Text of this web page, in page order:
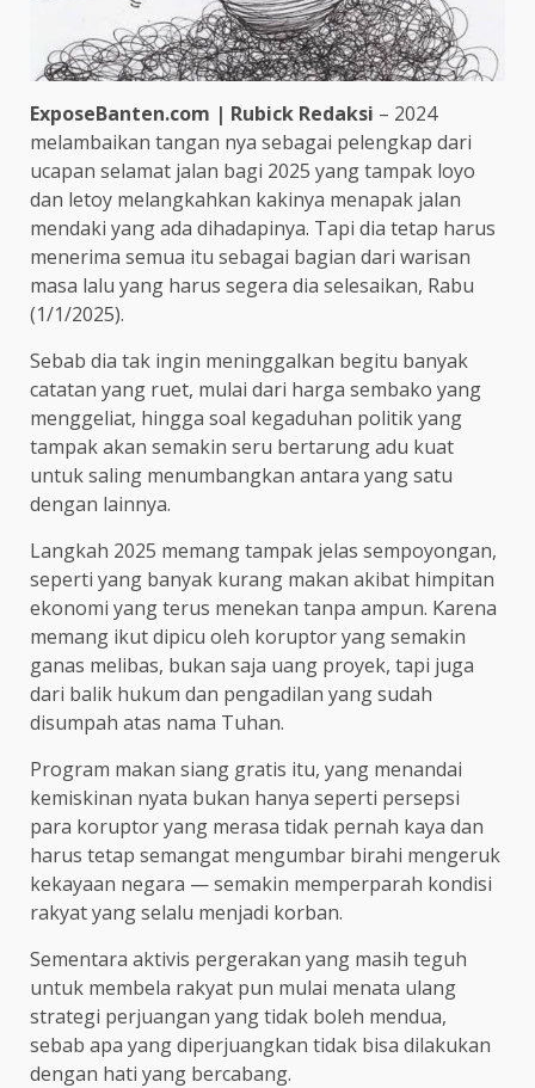
ExposeBanten.com | Rubick Redaksi – 2024
melambaikan tangan nya sebagai pelengkap dari
ucapan selamat jalan bagi 2025 yang tampak loyo
dan letoy melangkahkan kakinya menapak jalan
mendaki yang ada dihadapinya. Tapi dia tetap harus
menerima semua itu sebagai bagian dari warisan
masa lalu yang harus segera dia selesaikan, Rabu
(1/1/2025).
Sebab dia tak ingin meninggalkan begitu banyak
catatan yang ruet, mulai dari harga sembako yang
menggeliat, hingga soal kegaduhan politik yang
tampak akan semakin seru bertarung adu kuat
untuk saling menumbangkan antara yang satu
dengan lainnya.
Langkah 2025 memang tampak jelas sempoyongan,
seperti yang banyak kurang makan akibat himpitan
ekonomi yang terus menekan tanpa ampun. Karena
memang ikut dipicu oleh koruptor yang semakin
ganas melibas, bukan saja uang proyek, tapi juga
dari balik hukum dan pengadilan yang sudah
disumpah atas nama Tuhan.
Program makan siang gratis itu, yang menandai
kemiskinan nyata bukan hanya seperti persepsi
para koruptor yang merasa tidak pernah kaya dan
harus tetap semangat mengumbar birahi mengeruk
kekayaan negara — semakin memperparah kondisi
rakyat yang selalu menjadi korban.
Sementara aktivis pergerakan yang masih teguh
untuk membela rakyat pun mulai menata ulang
strategi perjuangan yang tidak boleh mendua,
sebab apa yang diperjuangkan tidak bisa dilakukan
dengan hati yang bercabang.